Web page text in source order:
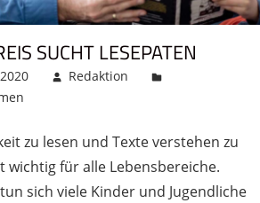
SUCHT LESEPATEN
Redaktion
zu lesen und Texte verstehen zu
wichtig für alle Lebensbereiche.
sich viele Kinder und Jugendliche